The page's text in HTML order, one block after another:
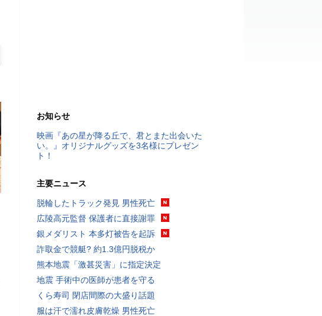
お知らせ
映画『あの星が降る丘で、君とまた出会いた
い。』オリジナルグッズを3名様にプレゼン
ト！
主要ニュース
脱輪したトラック発見 男性死亡
広陵高元監督 保護者に直接謝罪
銀メダリスト 本多灯被告を起訴
詐取金で競艇? 約1.3億円脱税か
熊本地震「激甚災害」に指定決定
地震 手術中の医師が患者を守る
くら寿司 閉店間際の大盛り話題
服は汗で濡れ皮膚乾燥 男性死亡